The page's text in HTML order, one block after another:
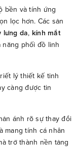
bền và tính ứng
lọc hơn. Các sản
lưng da, kính mắt
năng phối đồ linh
lý thiết kế tinh
càng được tin
ánh rõ sự thay đổi
mang tính cá nhân
trở thành nền tảng